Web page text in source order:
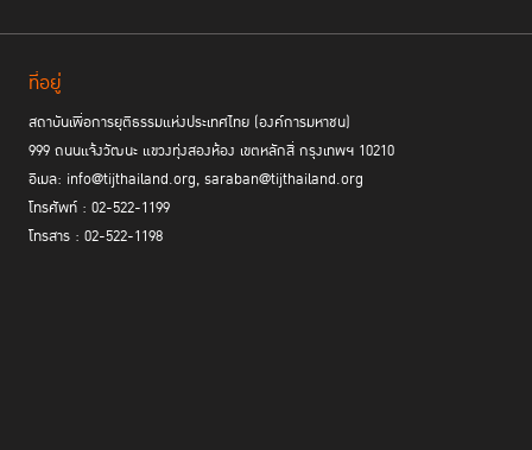
ที่อยู่
สถาบันเพื่อการยุติธรรมแห่งประเทศไทย (องค์การมหาชน)
999 ถนนแจ้งวัฒนะ แขวงทุ่งสองห้อง เขตหลักสี่ กรุงเทพฯ 10210
อีเมล: info@tijthailand.org, saraban@tijthailand.org
โทรศัพท์ : 02-522-1199
โทรสาร : 02-522-1198